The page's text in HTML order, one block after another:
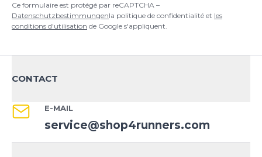
Ce formulaire est protégé par reCAPTCHA –
Datenschutzbestimmungenla politique de confidentialité et les
conditions d'utilisation de Google s'appliquent.
CONTACT
E-MAIL
service@shop4runners.com